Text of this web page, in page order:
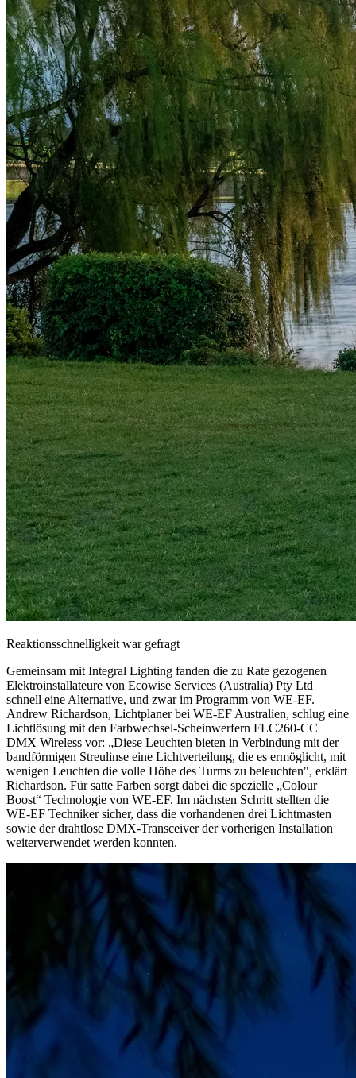
Reaktionsschnelligkeit war gefragt
Gemeinsam mit Integral Lighting fanden die zu Rate gezogenen
Elektroinstallateure von Ecowise Services (Australia) Pty Ltd
schnell eine Alternative, und zwar im Programm von WE-EF.
Andrew Richardson, Lichtplaner bei WE-EF Australien, schlug eine
Lichtlösung mit den Farbwechsel-Scheinwerfern FLC260-CC
DMX Wireless vor: „Diese Leuchten bieten in Verbindung mit der
bandförmigen Streulinse eine Lichtverteilung, die es ermöglicht, mit
wenigen Leuchten die volle Höhe des Turms zu beleuchten", erklärt
Richardson. Für satte Farben sorgt dabei die spezielle „Colour
Boost“ Technologie von WE-EF. Im nächsten Schritt stellten die
WE-EF Techniker sicher, dass die vorhandenen drei Lichtmasten
sowie der drahtlose DMX-Transceiver der vorherigen Installation
weiterverwendet werden konnten.